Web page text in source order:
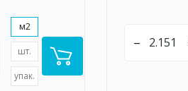
м2
шт.
упак.
–